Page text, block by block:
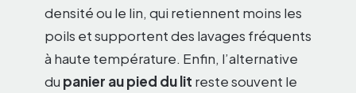
densité ou le lin, qui retiennent moins les
poils et supportent des lavages fréquents
à haute température. Enfin, l’alternative
du panier au pied du lit reste souvent le